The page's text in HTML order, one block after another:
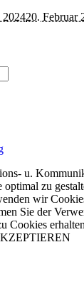
202420. Februar
u.
optimal zu
wir
Sie der
Cookies